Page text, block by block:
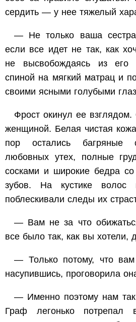
сердить — у нее тяжелый
— Не только ваша сестра
если все идет не так, как
не высвобождаясь из его
спиной на мягкий матрац и
своими ясными голубыми
Фрост окинул ее
женщиной. Белая чистая
пор остались
любовных утех, полные
сосками и широкие бедра
зубов. На кустике волос
поблескивали следы их
— Вам не за что
все было так, как вы хотели,
— Только потому, что
насупившись, проговорила
— Именно поэтому нам
Граф легонько